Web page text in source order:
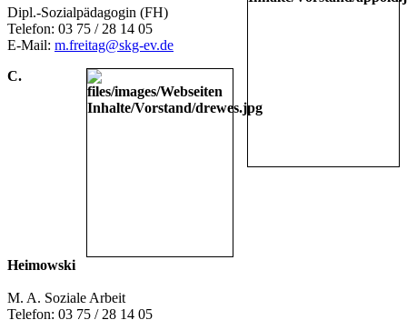
Dipl.-Sozialpädagogin (FH)
Telefon: 03 75 / 28 14 05
E-Mail: m.freitag@skg-ev.de
C.
Heimowski
M. A. Soziale Arbeit
Telefon: 03 75 / 28 14 05